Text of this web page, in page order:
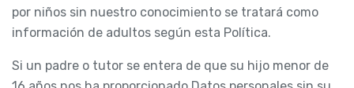
por niños sin nuestro conocimiento se tratará como
información de adultos según esta Política.
Si un padre o tutor se entera de que su hijo menor de